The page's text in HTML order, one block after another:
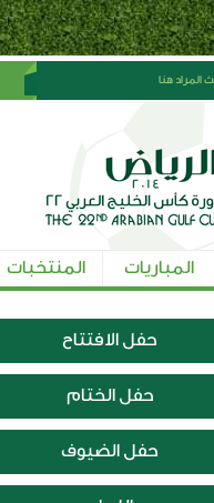
المباريات المنتخبات
حفل الافتتاح
حفل الختام
حفل الضيوف